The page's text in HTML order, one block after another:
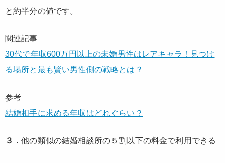
と約半分の値です。
関連記事
30代で年収600万円以上の未婚男性はレアキャラ！見つけ
る場所と最も賢い男性側の戦略とは？
参考
結婚相手に求める年収はどれぐらい？
３．他の類似の結婚相談所の５割以下の料金で利用できる